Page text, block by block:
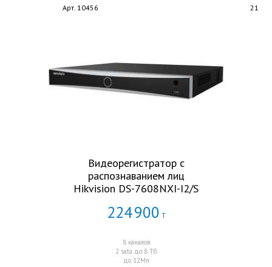
Арт. 10456 21
Видеорегистратор с
распознаванием лиц
Hikvision DS-7608NXI-I2/S
224900 Т
8 каналов
2 sata до 8 Тб
до 12Мп